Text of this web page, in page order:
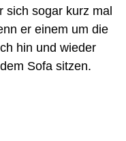
sich sogar kurz mal
er einem um die
hin und wieder
Sofa sitzen.